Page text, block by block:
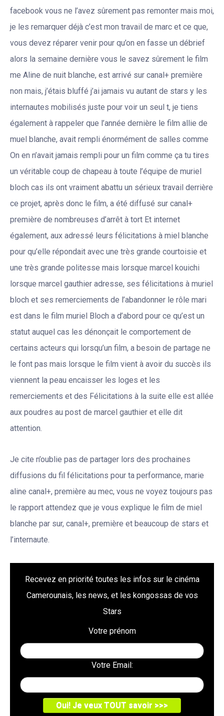
facebook vous ne l’avez sûrement pas remonter mais moi,
je les remarquer déjà c’est mon travail de marc et ce que,
vous devez réparer venir pour qu’on en fasse un débrief
alors la semaine dernière vous le savez sûrement le film
me Aline de nuit blanche, est arrivé sur canal+ première
non mais, j’étais bluffé j’ai jamais vu autant de stars y les
internautes mobilisés juste pour voir un seul t, je tiens
également à rappeler que l’année dernière le film allie de
muel blanche, avait rempli énormément de salles comme
On en n’avait jamais rempli pour un film comme ça tu tires
un véritable coup de chapeau à toute l’équipe de muriel
bloch cas ils ont vraiment abattu un sérieux travail derrière
ce projet, après donc le film, a été diffusé sur canal+
première de nombreuses d’arrêt à tort Et internet
également, aux adressé leurs félicitations à miel blanche
pour qu’elle répondait avec une très grande courtoisie et
une très grande politesse mais lorsque marcel kouichi
lorsque marcel gauthier adresse, ses félicitations à muriel
bloch et ses remerciements de l’abandonner le rôle mari
est dans le film muriel Bloch a d’abord pour ce qu’est un
statut auquel cas les dénonçait le comportement de
certains acteurs qui lorsqu’un film, a besoin de partage ne
le font pas mais lorsque le film vient à avoir du succès ils
viennent la peau encaisser les loges et les
remerciements et des Félicitations à la suite elle est allée
aux poudres au post de marcel gauthier et elle dit
attention.
Je cite n’oublie pas de partager lors des prochaines
diffusions du fil félicitations pour ta performance, marie
aline canal+, première au mec, vous ne voyez toujours pas
le rapport attendez que je vous explique le film de miel
blanche par sur, canal+, première et beaucoup de stars et
l’internaute.
Recevez en priorité toutes les infos sur le cinéma
Camerounais, les news, et les kongossas de vos
Stars
Votre prénom
Votre Email: